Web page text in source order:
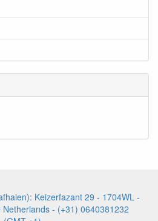
Keizerfazant 29 - 1704WL -
- (+31) 0640381232